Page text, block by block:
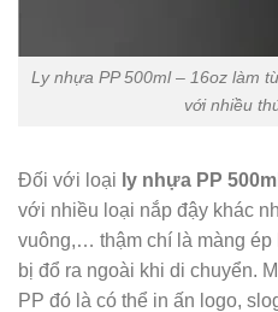
Ly nhựa PP 500ml – 16oz làm
với nhiều
Đối với loại ly nhựa PP
với nhiều loại nắp đậy khác
vuông,… thậm chí là màng
bị đổ ra ngoài khi di chuyển.
PP đó là có thể in ấn logo,